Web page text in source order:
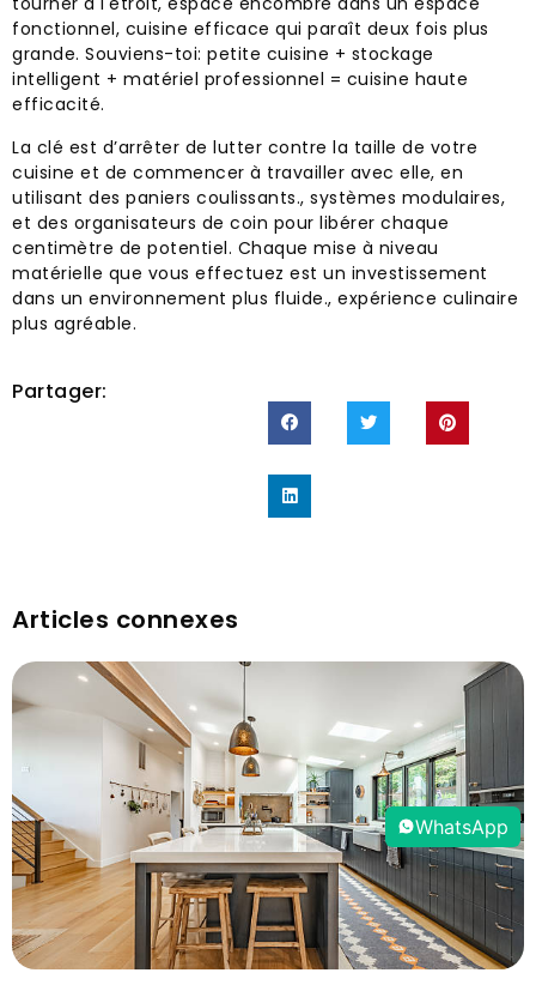
fonctionnel, cuisine efficace qui paraît deux fois plus
grande. Souviens-toi: petite cuisine + stockage
intelligent + matériel professionnel = cuisine haute
efficacité.
La clé est d’arrêter de lutter contre la taille de votre
cuisine et de commencer à travailler avec elle, en
utilisant des paniers coulissants., systèmes modulaires,
et des organisateurs de coin pour libérer chaque
centimètre de potentiel. Chaque mise à niveau
matérielle que vous effectuez est un investissement
dans un environnement plus fluide., expérience culinaire
plus agréable.
Partager:
Articles connexes
WhatsApp